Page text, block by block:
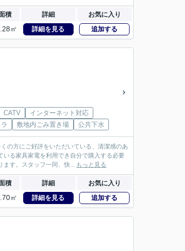
積 詳細 お気に入り
㎡ 詳細を見る 追加する
CATV
インターネット対応
敷地内ごみ置き場 公共下水
の方にご好評をいただいている、清潔感のあ
る家具家電を利用でき自分で購入する必要
ます。スタッフ一同、快... もっと見る
積 詳細 お気に入り
㎡ 詳細を見る 追加する